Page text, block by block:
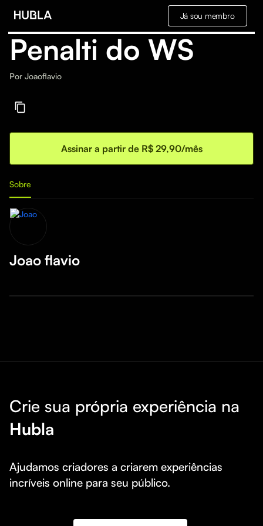
Já sou membro
Penalti do WS
Por Joaoflavio
Assinar a partir de R$ 29,90/mês
Sobre
Joao flavio
Crie sua própria experiência na
Hubla
Ajudamos criadores a criarem experiências
incríveis online para seu público.